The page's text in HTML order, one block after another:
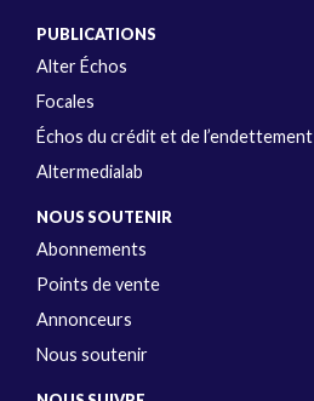
PUBLICATIONS
Alter Échos
Focales
Échos du crédit et de l’endettement
Altermedialab
NOUS SOUTENIR
Abonnements
Points de vente
Annonceurs
Nous soutenir